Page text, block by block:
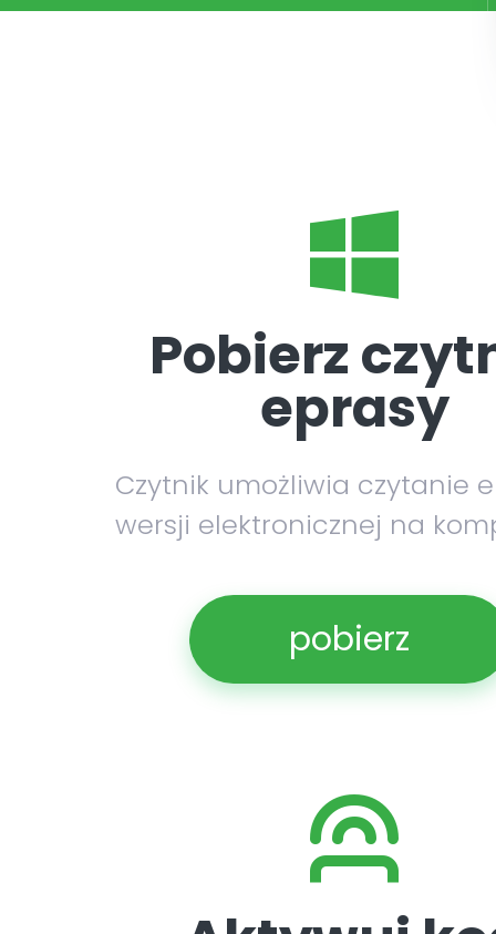
Pobierz
eprasy
Czytnik umożliwia czytanie
wersji elektronicznej na
pobierz